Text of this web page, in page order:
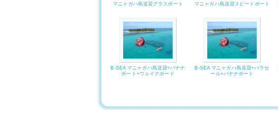
マニャガハ島送迎グラスボート マニャガハ島送迎スピードボート
B-SEA マニャガハ島送迎+バナナ
ボート+ウェイクボード
B-SEA マニャガハ島送迎+パラセ
ール+バナナボート